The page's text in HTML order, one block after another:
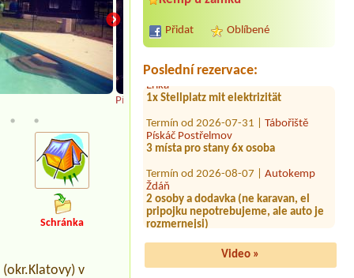
Přidat Oblíbené
Poslední rezervace:
4 lůžková chata 4 osoby+ pes
Termín od 2026-08-02 |Autocamp
Erika
1x Stellplatz mit elektrizität
Termín od 2026-07-31 |Tábořiště
3 místa pro stany 6x osoba
Termín od 2026-08-07 |Autokemp
2 osoby a dodavka (ne karavan, el
pripojku nepotrebujeme, ale auto je
rozmernejsi)
Termín od 2026-07-29 |
Erika
1 camper + 2 adults + 1 child
Video »
Pískoviště
Schránka
v